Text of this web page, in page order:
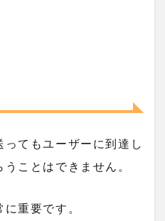
ってもユーザーに到達し
ことはできません。
重要です。